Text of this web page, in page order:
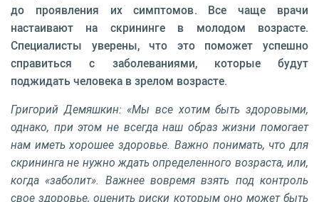
до проявления их симптомов. Все чаще врачи
настаивают на скрининге в молодом возрасте.
Специалисты уверены, что это поможет успешно
справиться с заболеваниями, которые будут
поджидать человека в зрелом возрасте.
Григорий Демяшкин: «Мы все хотим быть здоровыми,
однако, при этом не всегда наш образ жизни помогает
нам иметь хорошее здоровье. Важно понимать, что для
скрининга не нужно ждать определенного возраста, или,
когда «заболит». Важнее вовремя взять под контроль
свое здоровье, оценить риски которым оно может быть